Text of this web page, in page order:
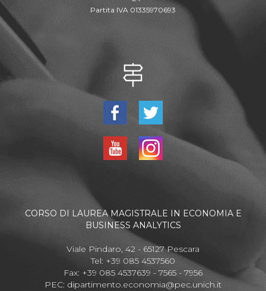
Partita IVA 01335970693
CORSO DI LAUREA MAGISTRALE IN ECONOMIA E
BUSINESS ANALYTICS
Viale Pindaro, 42 - 65127 Pescara
Tel: +39 085 4537560
Fax: +39 085 4537639 - 7565 - 7956
PEC: dipartimento.economia@pec.unich.it